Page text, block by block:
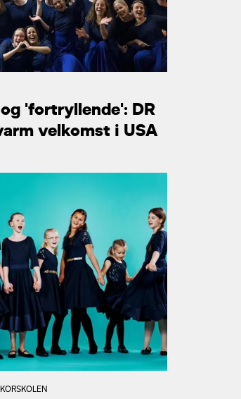
'fortryllende': DR
velkomst i USA